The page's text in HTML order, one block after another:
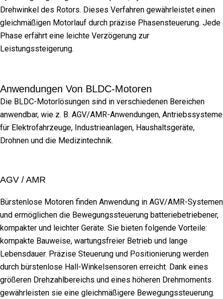
Drehwinkel des Rotors. Dieses Verfahren gewährleistet einen
gleichmäßigen Motorlauf durch präzise Phasensteuerung. Jede
Phase erfährt eine leichte Verzögerung zur
Leistungssteigerung.
Anwendungen Von BLDC-Motoren
Die BLDC-Motorlösungen sind in verschiedenen Bereichen
anwendbar, wie z. B. AGV/AMR-Anwendungen, Antriebssysteme
für Elektrofahrzeuge, Industrieanlagen, Haushaltsgeräte,
Drohnen und die Medizintechnik.
AGV / AMR
Bürstenlose Motoren finden Anwendung in AGV/AMR-Systemen
und ermöglichen die Bewegungssteuerung batteriebetriebener,
kompakter und leichter Geräte. Sie bieten folgende Vorteile:
kompakte Bauweise, wartungsfreier Betrieb und lange
Lebensdauer. Präzise Steuerung und Positionierung werden
durch bürstenlose Hall-Winkelsensoren erreicht. Dank eines
größeren Drehzahlbereichs und eines höheren Drehmoments
gewährleisten sie eine gleichmäßigere Bewegungssteuerung.